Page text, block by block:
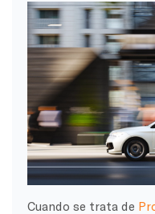
Cuando se trata de